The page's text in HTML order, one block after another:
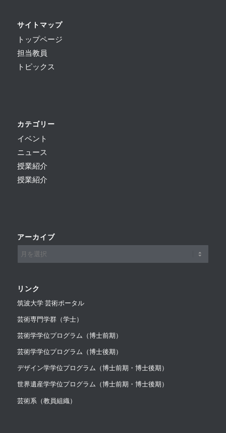
サイトマップ
トップページ
担当教員
トピックス
カテゴリー
イベント
ニュース
授業紹介
授業紹介
アーカイブ
リンク
筑波大学 芸術ポータル
芸術専門学群（学士）
芸術学学位プログラム（博士前期）
芸術学学位プログラム（博士後期）
デザイン学学位プログラム（博士前期・博士後期）
世界遺産学学位プログラム（博士前期・博士後期）
芸術系（教員組織）